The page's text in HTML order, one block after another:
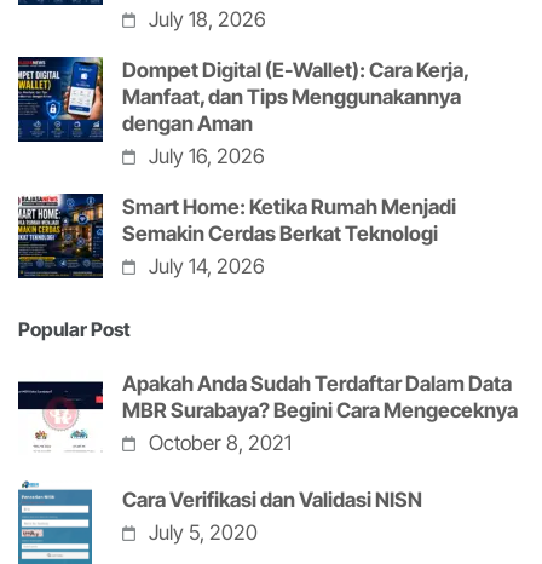
July 18, 2026
Dompet Digital (E-Wallet): Cara Kerja,
Manfaat, dan Tips Menggunakannya
dengan Aman
July 16, 2026
Smart Home: Ketika Rumah Menjadi
Semakin Cerdas Berkat Teknologi
July 14, 2026
Popular Post
Apakah Anda Sudah Terdaftar Dalam Data
MBR Surabaya? Begini Cara Mengeceknya
October 8, 2021
Cara Verifikasi dan Validasi NISN
July 5, 2020